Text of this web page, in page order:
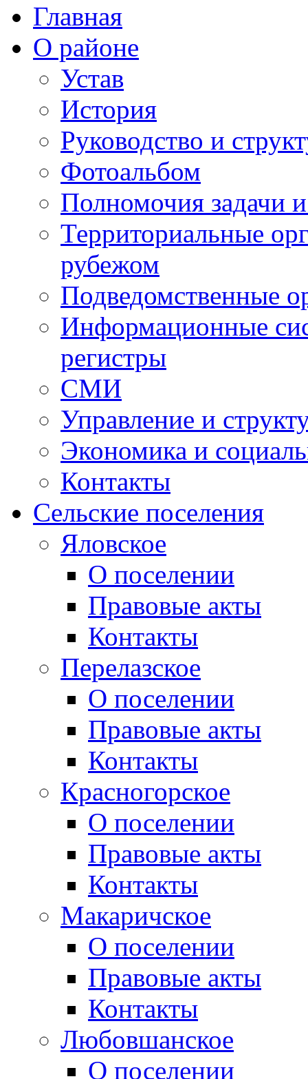
Главная
О районе
Устав
История
Руководство и
Фотоальбом
Полномочия задачи
Территориальные
рубежом
Подведомственные
Информационные
регистры
СМИ
Управление и
Экономика и
Контакты
Сельские поселения
Яловское
О поселении
Правовые акты
Контакты
Перелазское
О поселении
Правовые акты
Контакты
Красногорское
О поселении
Правовые акты
Контакты
Макаричское
О поселении
Правовые акты
Контакты
Любовшанское
О поселении